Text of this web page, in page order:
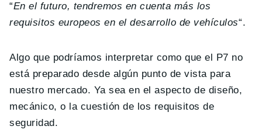
“En el futuro, tendremos en cuenta más los
requisitos europeos en el desarrollo de vehículos“.
Algo que podríamos interpretar como que el P7 no
está preparado desde algún punto de vista para
nuestro mercado. Ya sea en el aspecto de diseño,
mecánico, o la cuestión de los requisitos de
seguridad.